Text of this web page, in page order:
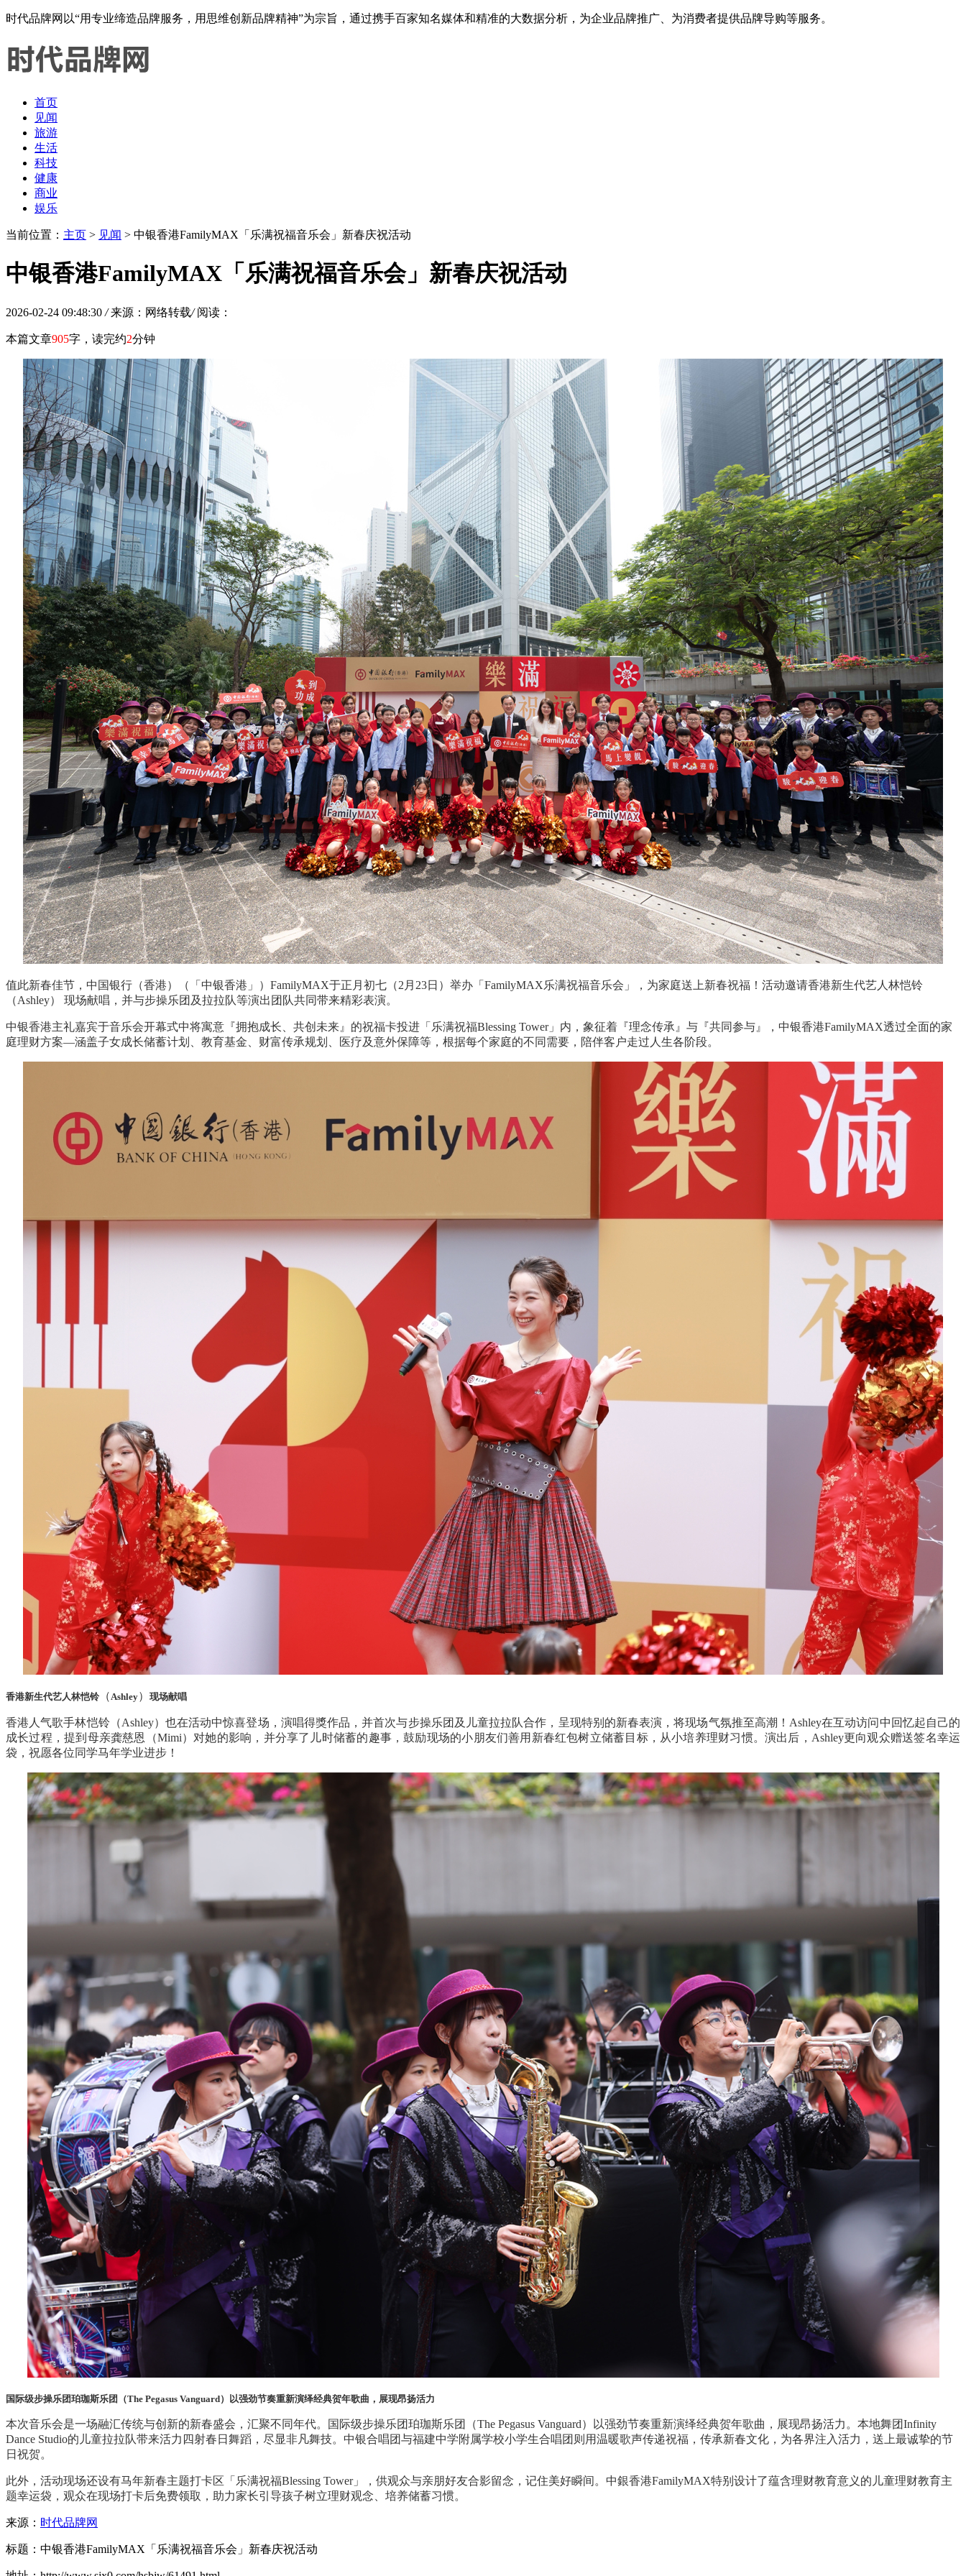
时代品牌网以“用专业缔造品牌服务，用思维创新品牌精神”为宗旨，通过携手百家知名媒体和精准的大数据分析，为企业品牌推广、为消费者提供品牌导购等服务。
首页
见闻
旅游
生活
科技
健康
商业
娱乐
当前位置： 主页 > 见闻 > 中银香港FamilyMAX「乐满祝福音乐会」新春庆祝活动
中银香港FamilyMAX「乐满祝福音乐会」新春庆祝活动
2026-02-24 09:48:30 / 来源：网络转载/ 阅读：
本篇文章905字，读完约2分钟
值此新春佳节，中国银行（香港）（「中银香港」）FamilyMAX于正月初七（2月23日）举办「FamilyMAX乐满祝福音乐会」，为家庭送上新春祝福！活动邀请香港新生代艺人林恺铃
（Ashley） 现场献唱，并与步操乐团及拉拉队等演出团队共同带来精彩表演。
中银香港主礼嘉宾于音乐会开幕式中将寓意『拥抱成长、共创未来』的祝福卡投进「乐满祝福Blessing Tower」内，象征着『理念传承』与『共同参与』，中银香港FamilyMAX透过全面的家
庭理财方案—涵盖子女成长储蓄计划、教育基金、财富传承规划、医疗及意外保障等，根据每个家庭的不同需要，陪伴客户走过人生各阶段。
香港新生代艺人林恺铃（ Ashley） 现场献唱
香港人气歌手林恺铃（Ashley）也在活动中惊喜登场，演唱得獎作品，并首次与步操乐团及儿童拉拉队合作，呈现特别的新春表演，将现场气氛推至高潮！ Ashley在互动访问中回忆起自己的
成长过程，提到母亲龚慈恩（Mimi）对她的影响，并分享了儿时储蓄的趣事，鼓励现场的小朋友们善用新春红包树立储蓄目标，从小培养理财习惯。演出后， Ashley更向观众赠送签名幸运
袋，祝愿各位同学马年学业进步！
国际级步操乐团珀珈斯乐团（The Pegasus Vanguard）以强劲节奏重新演绎经典贺年歌曲，展现昂扬活力
本次音乐会是一场融汇传统与创新的新春盛会，汇聚不同年代。国际级步操乐团珀珈斯乐团（The Pegasus Vanguard）以强劲节奏重新演绎经典贺年歌曲，展现昂扬活力。本地舞团Infinity
Dance Studio的儿童拉拉队带来活力四射春日舞蹈，尽显非凡舞技。中银合唱团与福建中学附属学校小学生合唱团则用温暖歌声传递祝福，传承新春文化，为各界注入活力，送上最诚挚的节
日祝贺。
此外，活动现场还设有马年新春主题打卡区「乐满祝福Blessing Tower」，供观众与亲朋好友合影留念，记住美好瞬间。中銀香港FamilyMAX特别设计了蕴含理财教育意义的儿童理财教育主
题幸运袋，观众在现场打卡后免费领取，助力家长引导孩子树立理财观念、培养储蓄习惯。
来源： 时代品牌网
标题：中银香港FamilyMAX「乐满祝福音乐会」新春庆祝活动